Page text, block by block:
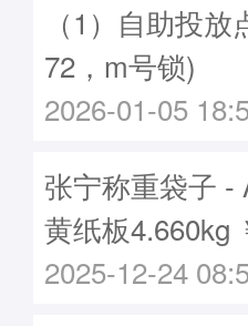
（1）自助投
72，m号锁)
2026-01-05
张宁称重袋子 -
黄纸板4.660kg
2025-12-24